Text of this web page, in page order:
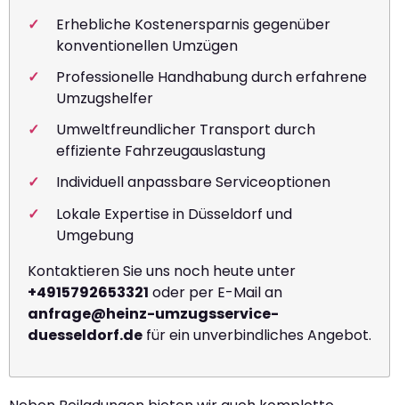
Erhebliche Kostenersparnis gegenüber
konventionellen Umzügen
Professionelle Handhabung durch erfahrene
Umzugshelfer
Umweltfreundlicher Transport durch
effiziente Fahrzeugauslastung
Individuell anpassbare Serviceoptionen
Lokale Expertise in Düsseldorf und
Umgebung
Kontaktieren Sie uns noch heute unter
+4915792653321 oder per E-Mail an
anfrage@heinz-umzugsservice-
duesseldorf.de für ein unverbindliches Angebot.